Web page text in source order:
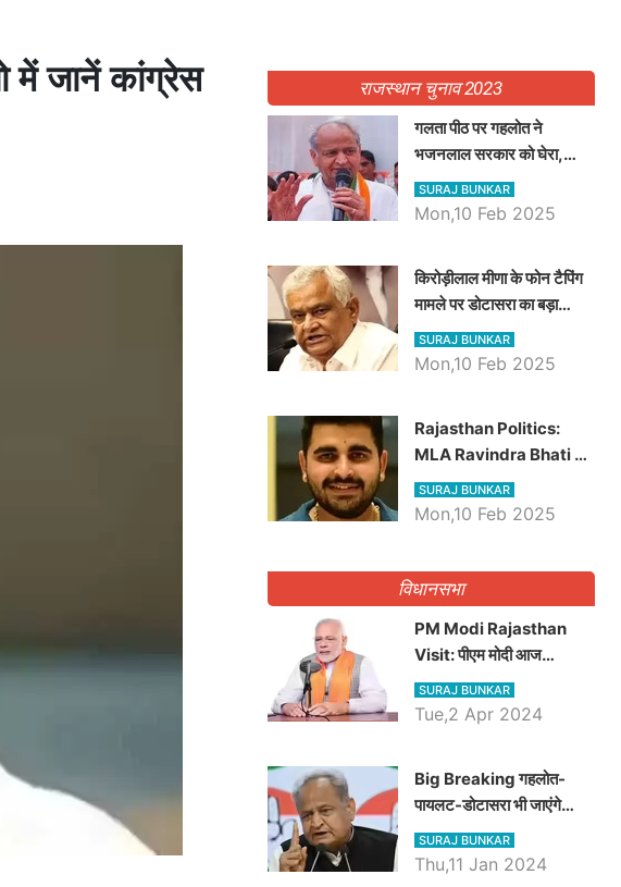
में जानें कांग्रेस
राजस्थान चुनाव 2023
गलता पीठ पर गहलोत ने
भजनलाल सरकार को घेरा,
Video में देखें अब तक बड़ी
खबरें
SURAJ BUNKAR
Mon,10 Feb 2025
किरोड़ीलाल मीणा के फोन टैपिंग
मामले पर डोटासरा का बड़ा
आरोप, वीडियो में देखें AZ बड़ी
खबरें
SURAJ BUNKAR
Mon,10 Feb 2025
Rajasthan Politics:
MLA Ravindra Bhati ने
प्रदेश की शिक्षा व्यवस्था पर
उठाए सवाल, Madan
SURAJ BUNKAR
Mon,10 Feb 2025
विधानसभा
PM Modi Rajasthan
Visit: पीएम मोदी आज
राजस्थान में कोटपूतली में करेंगे
विशाल रैली, एक सभा से 8 सीटों
SURAJ BUNKAR
Tue,2 Apr 2024
Big Breaking गहलोत-
पायलट-डोटासरा भी जाएंगे
अयोध्या, करेंगे रामलला के दर्शन
SURAJ BUNKAR
Thu,11 Jan 2024